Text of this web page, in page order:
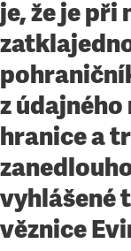
je, že je
z
hranice a
vyhlášené
věznice